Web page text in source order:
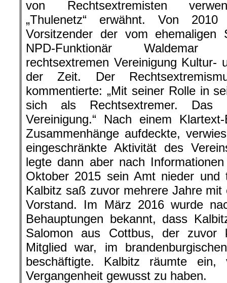
von Rechtsextremisten
„Thulenetz“ erwähnt. Von
Vorsitzender der vom ehemaligen
NPD-Funktionär Waldemar
rechtsextremen Vereinigung Kultur-
der Zeit. Der
kommentierte: „Mit seiner Rolle in
sich als Rechtsextremer. Das
Vereinigung.“ Nach einem
Zusammenhänge aufdeckte,
eingeschränkte Aktivität des
legte dann aber nach
Oktober 2015 sein Amt nieder
Kalbitz saß zuvor mehrere Jahre
Vorstand. Im März 2016 wurde
Behauptungen bekannt, dass
Salomon aus Cottbus, der zuvor
Mitglied war, im
beschäftigte. Kalbitz räumte ein,
Vergangenheit gewusst zu haben.